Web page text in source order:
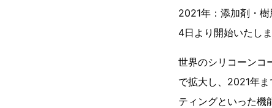
2021年：添加剤・
4日より開始いたしま
世界のシリコーンコ
で拡大し、2021年
ティングといった機